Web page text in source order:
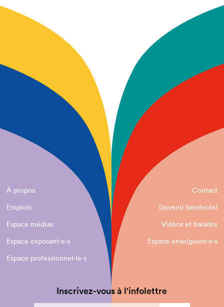
À propos
Contact
Emplois
Devenir bénévole!
Espace médias
Vidéos et balados
Espace exposant·e⋅s
Espace enseignant·e⋅s
Espace professionnel·le⋅s
Inscrivez-vous à l'infolettre